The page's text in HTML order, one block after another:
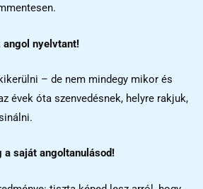
angol nyelvtant!
– de nem mindegy mikor és
évek óta szenvedésnek, helyre rakjuk,
a saját angoltanulásod!